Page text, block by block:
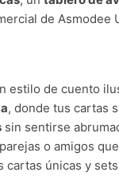
de Asmodee
estilo de cuento
, donde tus cartas
sin sentirse
o amigos
cartas únicas y